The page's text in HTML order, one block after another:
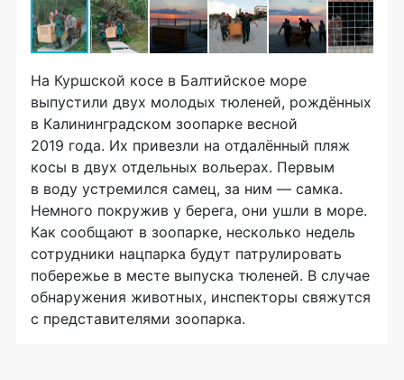
На Куршской косе в Балтийское море
выпустили двух молодых тюленей, рождённых
в Калининградском зоопарке весной
2019 года. Их привезли на отдалённый пляж
косы в двух отдельных вольерах. Первым
в воду устремился самец, за ним — самка.
Немного покружив у берега, они ушли в море.
Как сообщают в зоопарке, несколько недель
сотрудники нацпарка будут патрулировать
побережье в месте выпуска тюленей. В случае
обнаружения животных, инспекторы свяжутся
с представителями зоопарка.